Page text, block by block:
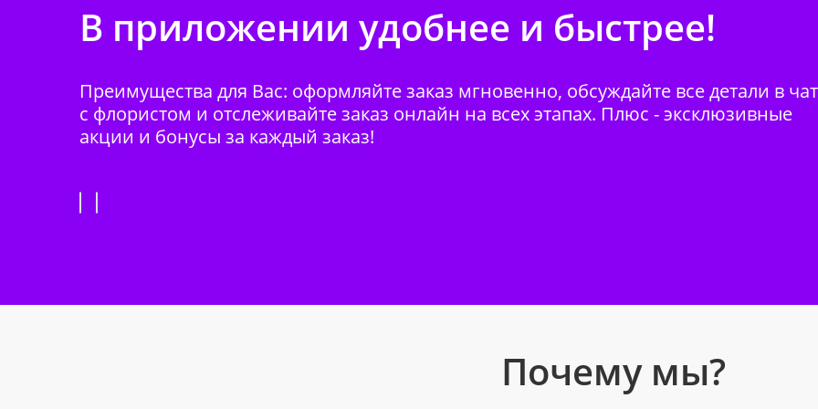
В приложении удобнее и быстрее!
Преимущества для Вас: оформляйте заказ мгновенно, обсуждайте все детали в
с флористом и отслеживайте заказ онлайн на всех этапах. Плюс - эксклюзивные
акции и бонусы за каждый заказ!
Почему мы?